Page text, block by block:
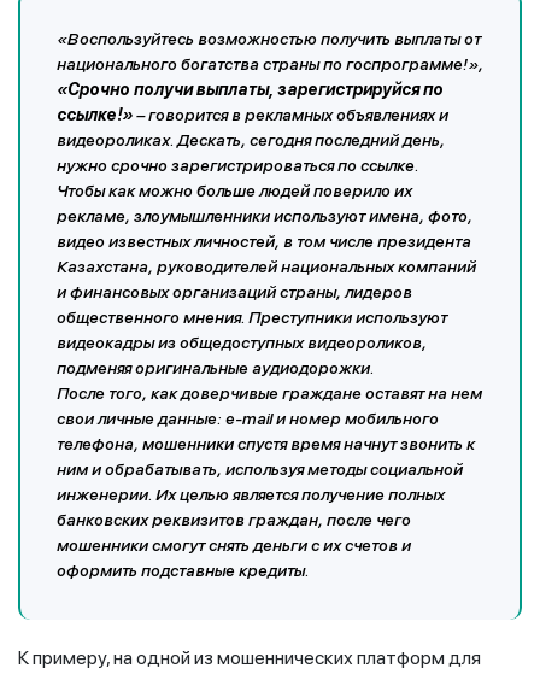
«Воспользуйтесь возможностью получить выплаты от
национального богатства страны по госпрограмме!»,
«Срочно получи выплаты, зарегистрируйся по
ссылке!»– говорится в рекламных объявлениях и
видеороликах. Дескать, сегодня последний день,
нужно срочно зарегистрироваться по ссылке.
Чтобы как можно больше людей поверило их
рекламе, злоумышленники используют имена, фото,
видео известных личностей, в том числе президента
Казахстана, руководителей национальных компаний
и финансовых организаций страны, лидеров
общественного мнения. Преступники используют
видеокадры из общедоступных видеороликов,
подменяя оригинальные аудиодорожки.
После того, как доверчивые граждане оставят на нем
свои личные данные: e-mail и номер мобильного
телефона, мошенники спустя время начнут звонить к
ним и обрабатывать, используя методы социальной
инженерии. Их целью является получение полных
банковских реквизитов граждан, после чего
мошенники смогут снять деньги с их счетов и
оформить подставные кредиты.
К примеру, на одной из мошеннических платформ для